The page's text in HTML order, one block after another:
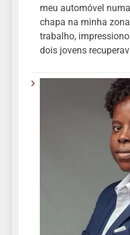
meu automóvel
chapa na minha
trabalho,
dois jovens